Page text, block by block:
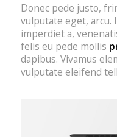
Donec pede justo,
vulputate eget, arcu.
imperdiet a,
felis eu pede mollis
dapibus. Vivamus
vulputate eleifend